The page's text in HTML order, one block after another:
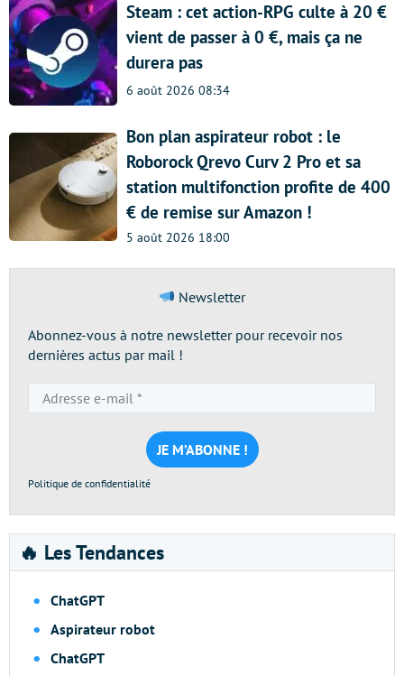
Steam : cet action-RPG culte à 20 €
vient de passer à 0 €, mais ça ne
durera pas
6 août 2026 08:34
Bon plan aspirateur robot : le
Roborock Qrevo Curv 2 Pro et sa
station multifonction profite de 400
€ de remise sur Amazon !
5 août 2026 18:00
Newsletter
Abonnez-vous à notre newsletter pour recevoir nos
dernières actus par mail !
e-
mail
*
Politique de confidentialité
🔥 Les Tendances
ChatGPT
Aspirateur robot
ChatGPT